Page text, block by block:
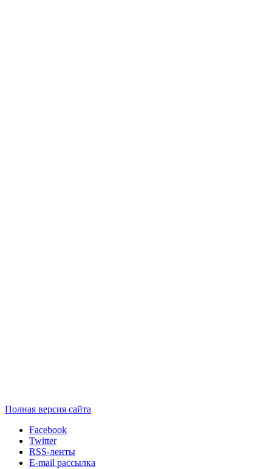
Полная версия сайта
Facebook
Twitter
RSS-ленты
E-mail рассылка